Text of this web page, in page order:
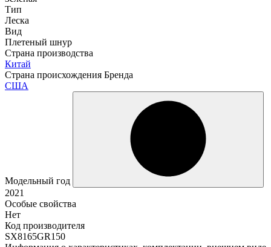
Тип
Леска
Вид
Плетеный шнур
Страна производства
Китай
Страна происхождения Бренда
США
Модельный год
2021
Особые свойства
Нет
Код производителя
SX8165GR150